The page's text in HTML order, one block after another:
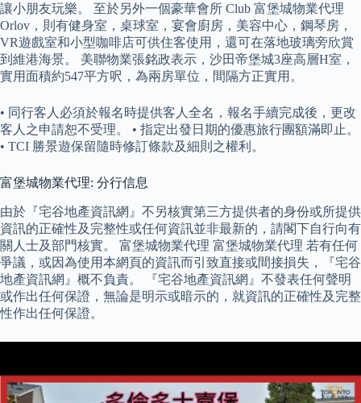
讓小朋友玩樂。 至於另外一個豪華會所 Club 富堡城物業代理
Orlov，則有健身室，桌球室，宴會廚房，美容中心，鋼琴房，
VR遊戲室和小型咖啡店可供住客使用，還可在落地玻璃旁欣賞
到維港海景。 美聯物業張銘政表示，沙田帝堡城3座高層H室，
實用面積約547平方呎，為兩房單位，間隔方正實用。
• 同行客人必須於報名時提供客人全名，報名手續完成後，更改
客人之申請恕不受理。 • 指定出發日期的優惠旅行團額滿即止。
• TCI 勝景遊保留隨時修訂條款及細則之權利。
富堡城物業代理: 分行信息
由於『宅谷地產資訊網』不另核實第三方提供者的身份或所提供
資訊的正確性及完整性或任何資訊並非最新的，請閣下自行向有
關人士及部門核實。 富堡城物業代理 富堡城物業代理 若有任何
爭議，或因為使用本網頁的資訊而引致直接或間接損失，『宅谷
地產資訊網』概不負責。 『宅谷地產資訊網』不發表任何聲明
或作出任何保證，無論是明示或暗示的，就資訊的正確性及完整
性作出任何保證。